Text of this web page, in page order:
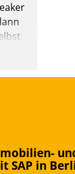
SAP in